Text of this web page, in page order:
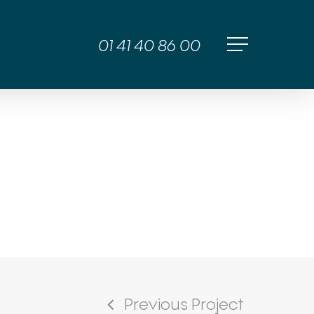
01 41 40 86 00 Menu
Previous Project